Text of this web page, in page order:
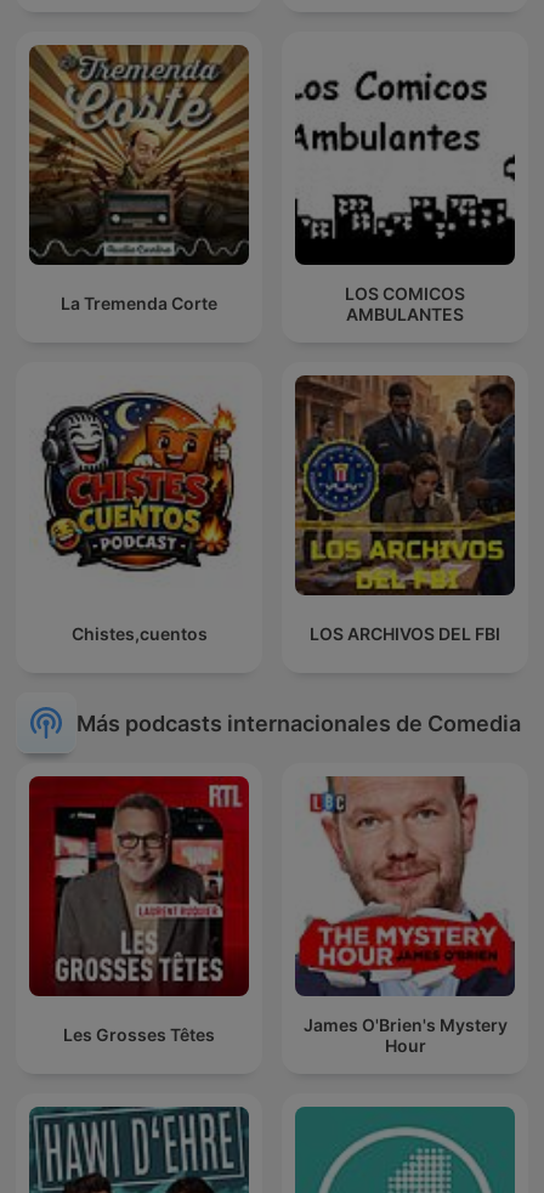
La Tremenda Corte
LOS COMICOS
AMBULANTES
Chistes,cuentos LOS ARCHIVOS DEL FBI
Más podcasts internacionales de Comedia
Les Grosses Têtes
James O'Brien's Mystery
Hour